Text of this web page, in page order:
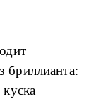
бриллианта: